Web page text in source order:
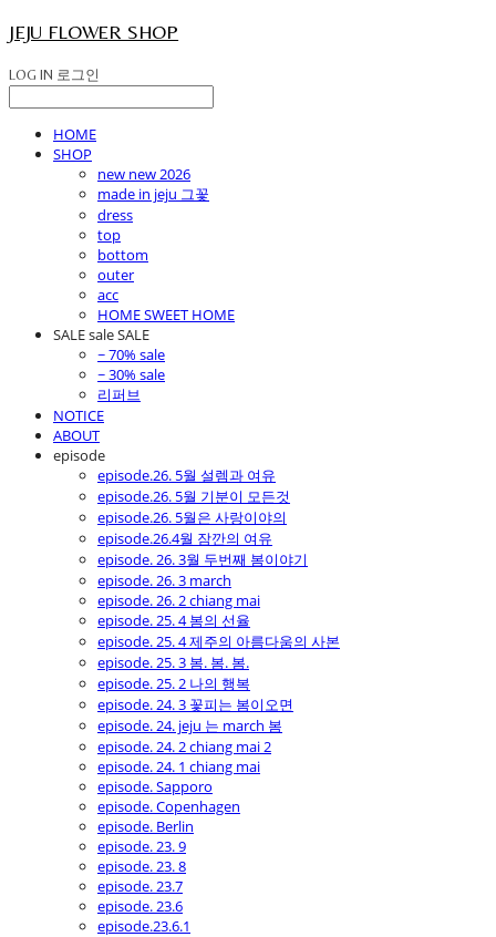
JEJU FLOWER SHOP
LOG IN 로그인
HOME
SHOP
new new 2026
made in jeju 그꽃
dress
top
bottom
outer
acc
HOME SWEET HOME
SALE sale SALE
~ 70% sale
~ 30% sale
리퍼브
NOTICE
ABOUT
episode
episode.26. 5월 설렘과 여유
episode.26. 5월 기분이 모든것
episode.26. 5월은 사랑이야의
episode.26.4월 잠깐의 여유
episode. 26. 3월 두번째 봄이야기
episode. 26. 3 march
episode. 26. 2 chiang mai
episode. 25. 4 봄의 선율
episode. 25. 4 제주의 아름다움의 사본
episode. 25. 3 봄. 봄. 봄.
episode. 25. 2 나의 행복
episode. 24. 3 꽃피는 봄이오면
episode. 24. jeju 는 march 봄
episode. 24. 2 chiang mai 2
episode. 24. 1 chiang mai
episode. Sapporo
episode. Copenhagen
episode. Berlin
episode. 23. 9
episode. 23. 8
episode. 23.7
episode. 23.6
episode.23.6.1